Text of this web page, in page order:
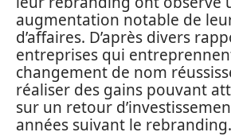
augmentation notable de
d’affaires. D’après divers
entreprises qui
changement de nom
réaliser des gains pouvant
sur un retour
années suivant le rebranding.